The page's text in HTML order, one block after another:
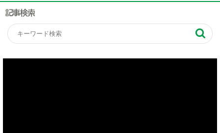
記事検索